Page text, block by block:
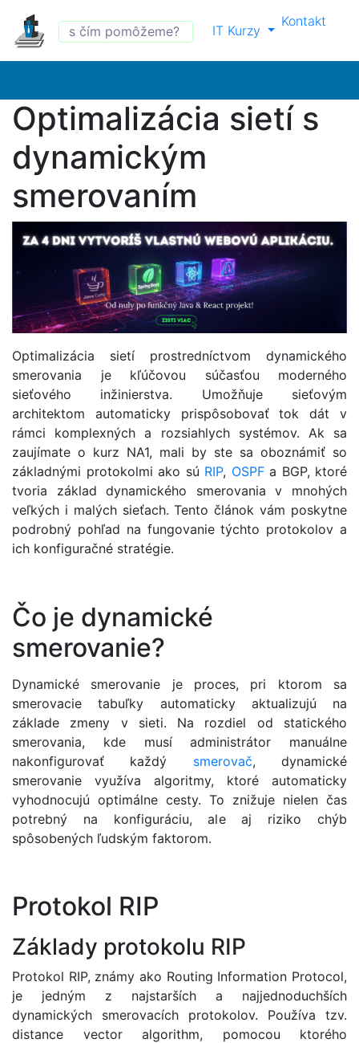
IT Kurzy
Kontakt
Optimalizácia sietí s
dynamickým
smerovaním
Optimalizácia sietí prostredníctvom dynamického
smerovania je kľúčovou súčasťou moderného
sieťového inžinierstva. Umožňuje sieťovým
architektom automaticky prispôsobovať tok dát v
rámci komplexných a rozsiahlych systémov. Ak sa
zaujímate o kurz NA1, mali by ste sa oboznámiť so
základnými protokolmi ako sú RIP, OSPFa BGP, ktoré
tvoria základ dynamického smerovania v mnohých
veľkých i malých sieťach. Tento článok vám poskytne
podrobný pohľad na fungovanie týchto protokolov a
ich konfiguračné stratégie.
Čo je dynamické
smerovanie?
Dynamické smerovanie je proces, pri ktorom sa
smerovacie tabuľky automaticky aktualizujú na
základe zmeny v sieti. Na rozdiel od statického
smerovania, kde musí administrátor manuálne
nakonfigurovať každý smerovač, dynamické
smerovanie využíva algoritmy, ktoré automaticky
vyhodnocujú optimálne cesty. To znižuje nielen čas
potrebný na konfiguráciu, ale aj riziko chýb
spôsobených ľudským faktorom.
Protokol RIP
Základy protokolu RIP
Protokol RIP, známy ako Routing Information Protocol,
je jedným z najstarších a najjednoduchších
dynamických smerovacích protokolov. Používa tzv.
distance vector algorithm, pomocou ktorého